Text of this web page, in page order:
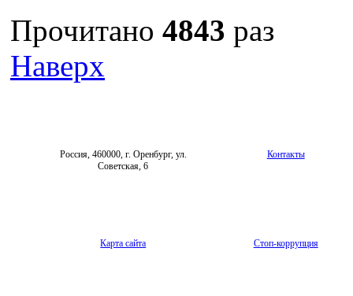
Прочитано 4843 раз
Наверх
Россия, 460000, г. Оренбург, ул.
Советская, 6
Контакты
Карта сайта Стоп-коррупция